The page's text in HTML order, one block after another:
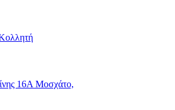
16Α Μοσχάτο,